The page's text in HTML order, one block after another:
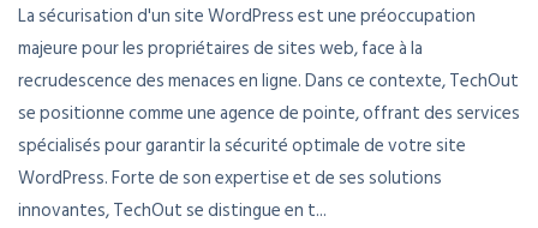
La sécurisation d'un site WordPress est une préoccupation
majeure pour les propriétaires de sites web, face à la
recrudescence des menaces en ligne. Dans ce contexte, TechOut
se positionne comme une agence de pointe, offrant des services
spécialisés pour garantir la sécurité optimale de votre site
WordPress. Forte de son expertise et de ses solutions
innovantes, TechOut se distingue en t...